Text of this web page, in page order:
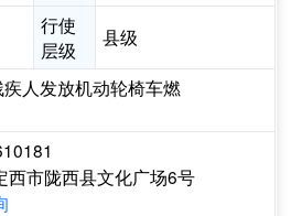
行使
层级
县级
人发放机动轮椅车燃
西市陇西县文化广场6号